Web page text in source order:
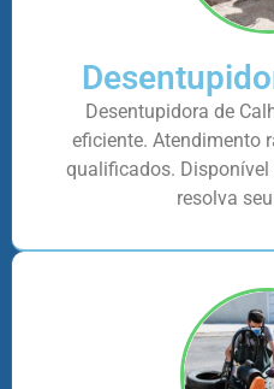
Desentupidora de
eficiente. Atendimento
qualificados.
resolva